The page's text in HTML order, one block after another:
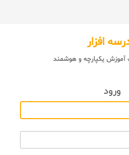
افزار
آموزش یکپارچه و هوشمند
ورود